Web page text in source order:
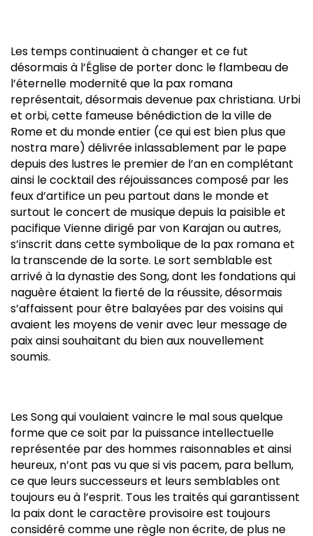
Les temps continuaient à changer et ce fut
désormais à l’Église de porter donc le flambeau de
l’éternelle modernité que la pax romana
représentait, désormais devenue pax christiana. Urbi
et orbi, cette fameuse bénédiction de la ville de
Rome et du monde entier (ce qui est bien plus que
nostra mare) délivrée inlassablement par le pape
depuis des lustres le premier de l’an en complétant
ainsi le cocktail des réjouissances composé par les
feux d’artifice un peu partout dans le monde et
surtout le concert de musique depuis la paisible et
pacifique Vienne dirigé par von Karajan ou autres,
s’inscrit dans cette symbolique de la pax romana et
la transcende de la sorte. Le sort semblable est
arrivé à la dynastie des Song, dont les fondations qui
naguère étaient la fierté de la réussite, désormais
s’affaissent pour être balayées par des voisins qui
avaient les moyens de venir avec leur message de
paix ainsi souhaitant du bien aux nouvellement
soumis.
Les Song qui voulaient vaincre le mal sous quelque
forme que ce soit par la puissance intellectuelle
représentée par des hommes raisonnables et ainsi
heureux, n’ont pas vu que si vis pacem, para bellum,
ce que leurs successeurs et leurs semblables ont
toujours eu à l’esprit. Tous les traités qui garantissent
la paix dont le caractère provisoire est toujours
considéré comme une règle non écrite, de plus ne